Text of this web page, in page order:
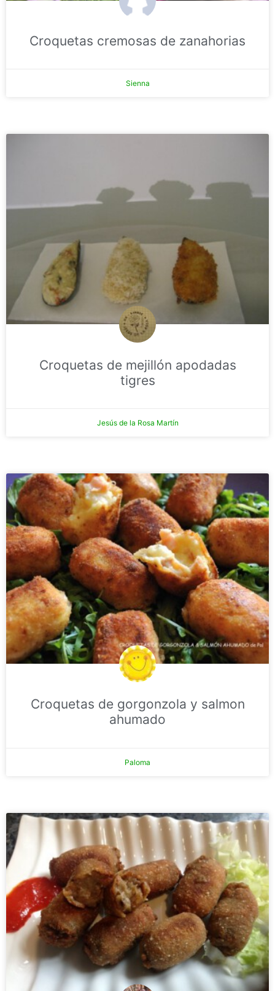
Croquetas cremosas de zanahorias
Sienna
Croquetas de mejillón apodadas
tigres
Jesús de la Rosa Martín
Croquetas de gorgonzola y salmon
ahumado
Paloma